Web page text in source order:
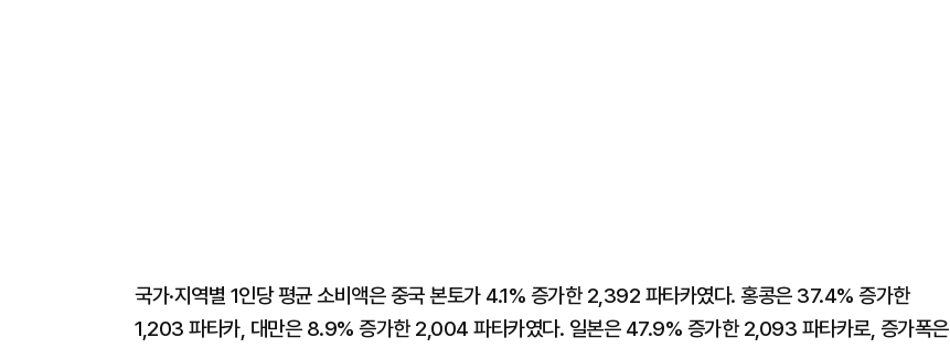
국가·지역별 1인당 평균 소비액은 중국 본토가 4.1% 증가한 2,392 파타카였다. 홍콩은 37.4% 증가한
1,203 파타카, 대만은 8.9% 증가한 2,004 파타카였다. 일본은 47.9% 증가한 2,093 파타카로, 증가폭은